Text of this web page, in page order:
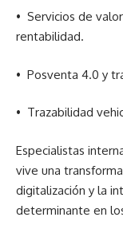
•⁠ ⁠Servicios de
rentabilidad.
•⁠ ⁠Posventa 4.0 y
•⁠ ⁠Trazabilidad
Especialistas
vive una
digitalización y la
determinante en